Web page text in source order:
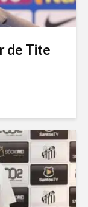
de Tite